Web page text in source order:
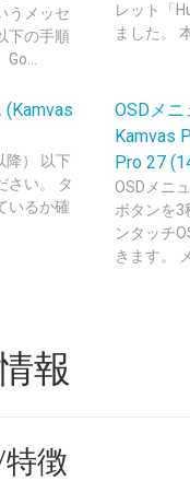
うメッセ
下の手順
レット「
ました。
降） 以下
さい。 タ
いるか確
OSDメ
Kamvas
Pro 27
OSDメニ
ボタンを3
ンタッチ
きます。
報
徴